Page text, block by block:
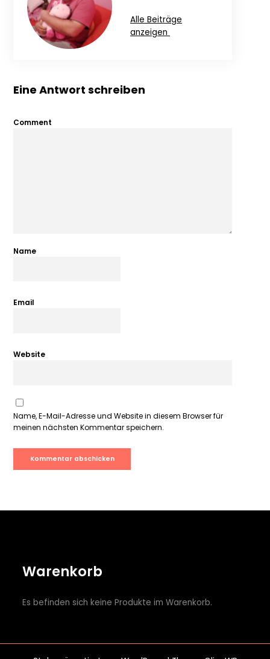
Alle Beiträge
anzeigen
Eine Antwort schreiben
Comment
Name
Email
Website
Name, E-Mail-Adresse und Website in diesem Browser für
meinen nächsten Kommentar speichern.
Warenkorb
Es befinden sich keine Produkte im Warenkorb.